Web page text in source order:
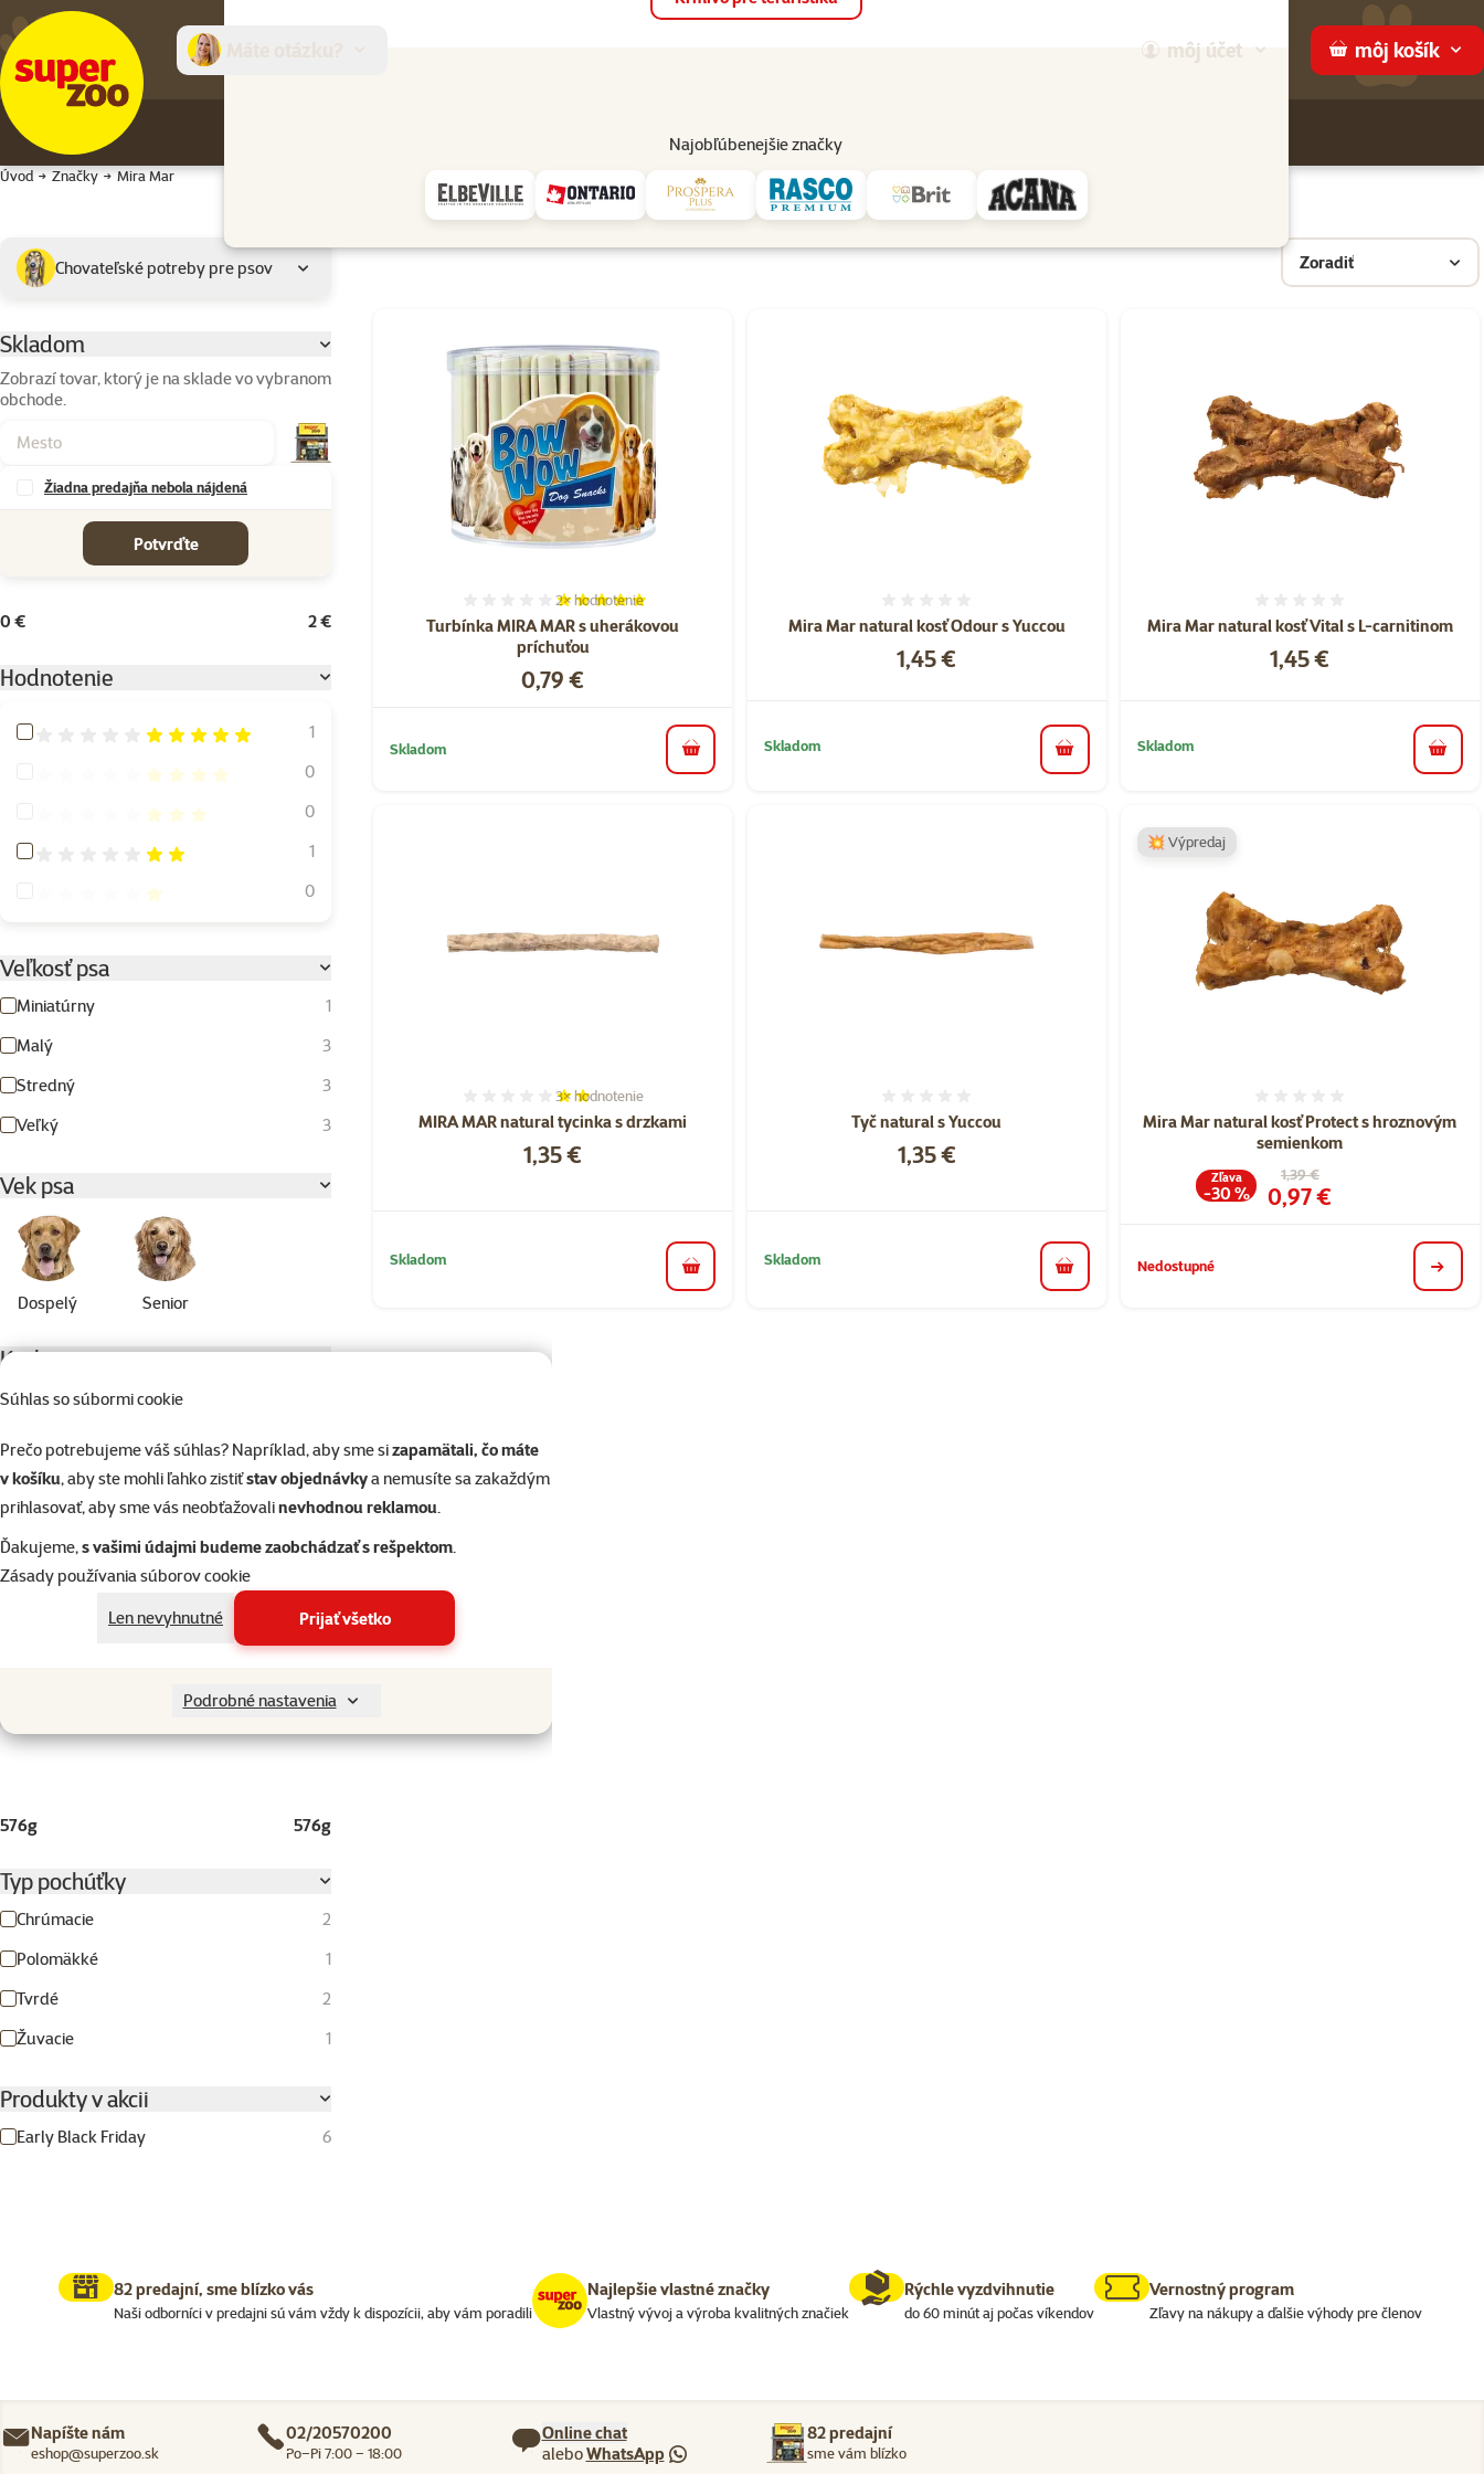
Súhlas so súbormi cookie
Prečo potrebujeme váš súhlas? Napríklad, aby sme sizapamätali, čo máte
v košíku, aby ste mohli ľahko zistiťstav objednávkya nemusíte sa zakaždým
prihlasovať, aby sme vás neobťažovalinevhodnou reklamou.
Ďakujeme,s vašimi údajmi budeme zaobchádzať s rešpektom.
Zásady používania súborov cookie
Len nevyhnutné
Prijať všetko
Podrobné nastavenia
môj účet môj košík
Najobľúbenejšie značky
Predajne Služby
Úvod Značky Mira Mar
Mira Mar
Podkategória
Chovateľské potreby pre psov
Parametrický filter
Skladom
Zobrazí tovar, ktorý je na sklade vo vybranom
obchode.
Žiadna predajňa nebola nájdená
Potvrďte
0 € 2 €
Hodnotenie
Hodnotenie 100%
1
Hodnotenie 80%
0
Hodnotenie 60%
0
Hodnotenie 40%
1
Hodnotenie 20%
0
Veľkosť psa
Miniatúrny
1
Malý
3
Stredný
3
Veľký
3
Vek psa
Dospelý Senior
Kvalita
⭐ Economy
Zloženie
Pečeň
Uhorská saláma
1
1
576g 576g
Typ pochúťky
Chrúmacie
2
Polomäkké
1
Tvrdé
2
Žuvacie
1
Produkty v akcii
Early Black Friday 6
Vybrané filtre
Zoradiť
Turbínka MIRA MAR s uherákovou
príchuťou
Hodnotenie 100%, počet hodnotení: 2
2× hodnotenie
Cena
0,79 €
Skladom do košíka
Mira Mar natural kosť Odour s Yuccou
Cena
1,45 €
Skladom
do košíka
Mira Mar natural kosť Vital s L-carnitinom
Cena
1,45 €
Skladom
do
MIRA MAR natural tycinka s drzkami
Hodnotenie 40%, počet hodnotení: 3
3× hodnotenie
Cena
1,35 €
Skladom
do košíka
Tyč natural s Yuccou
Cena
1,35 €
Skladom
do košíka
Mira Mar natural kosť Protect s hroznovým
semienkom
Pôvodná cena
1,39 €
Cena
0,97 €
Zľava
-30 %
💥 Výpredaj
Nedostupné detail
82 predajní, sme blízko vás
Naši odborníci v predajni sú vám vždy k dispozícii, aby vám poradili
Najlepšie vlastné značky
Vlastný vývoj a výroba kvalitných značiek
Rýchle vyzdvihnutie
do 60 minút aj počas víkendov
Vernostný program
Zľavy na nákupy a ďalšie výhody pre členov
Napíšte nám
eshop@superzoo.sk
02/20570200
Po–Pi 7:00 – 18:00
Online chat
aleboWhatsApp
82 predajní
sme vám blízko